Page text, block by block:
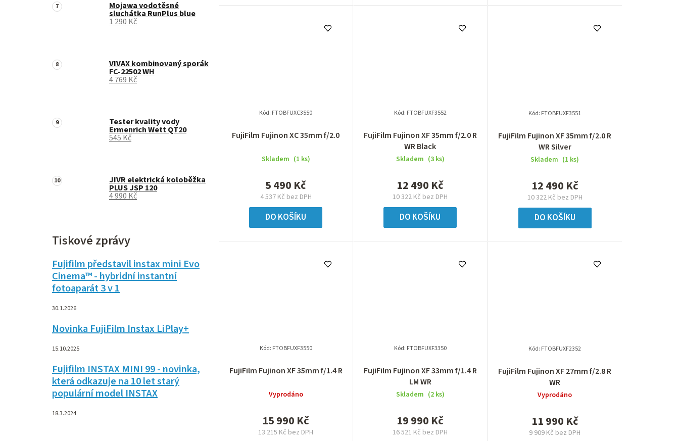
Mojawa vodotěsné
sluchátka RunPlus blue
1 290 Kč
VIVAX kombinovaný sporák
FC-22502 WH
4 769 Kč
Tester kvality vody
Ermenrich Wett QT20
545 Kč
JIVR elektrická koloběžka
PLUS JSP 120
4 990 Kč
Tiskové zprávy
Fujifilm představil instax mini Evo
Cinema™ - hybridní instantní
fotoaparát 3 v 1
30.1.2026
Novinka FujiFilm Instax LiPlay+
15.10.2025
Fujifilm INSTAX MINI 99 - novinka,
která odkazuje na 10 let starý
populární model INSTAX
18.3.2024
FujiFilm Fujinon XC 35mm f/2.0
Skladem (1 ks)
4 537 Kč bez DPH
5 490 Kč
DO KOŠÍKU
Kód: FTOBFUXC3550
FujiFilm Fujinon XF 35mm f/2.0 R
WR Black
Skladem (3 ks)
10 322 Kč bez DPH
12 490 Kč
DO KOŠÍKU
Kód: FTOBFUXF3552
FujiFilm Fujinon XF 35mm f/2.0 R
WR Silver
Skladem (1 ks)
10 322 Kč bez DPH
12 490 Kč
DO KOŠÍKU
Kód: FTOBFUXF3551
FujiFilm Fujinon XF 35mm f/1.4 R
Vyprodáno
13 215 Kč bez DPH
15 990 Kč
Kód: FTOBFUXF3550
FujiFilm Fujinon XF 33mm f/1.4 R
LM WR
Skladem (2 ks)
16 521 Kč bez DPH
19 990 Kč
Kód: FTOBFUXF3350
FujiFilm Fujinon XF 27mm f/2.8 R
WR
Vyprodáno
9 909 Kč bez DPH
11 990 Kč
Kód: FTOBFUXF2352